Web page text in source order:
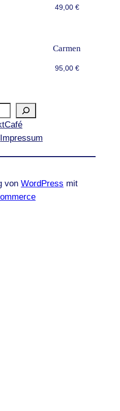
49,00 €
Carmen
95,00 €
Café
Impressum
von WordPress mit